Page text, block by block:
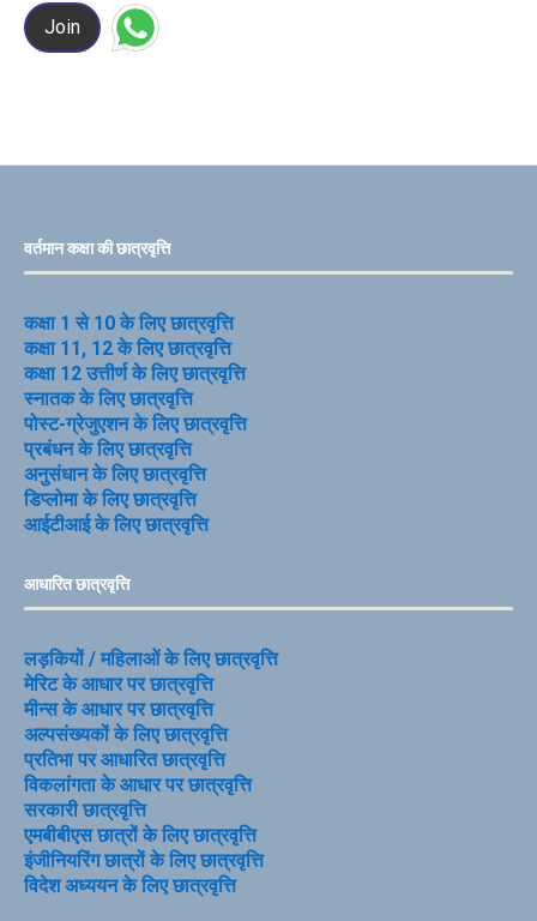
Join
वर्तमान कक्षा की छात्रवृत्ति
कक्षा 1 से 10 के लिए छात्रवृत्ति
कक्षा 11, 12 के लिए छात्रवृत्ति
कक्षा 12 उत्तीर्ण के लिए छात्रवृत्ति
स्नातक के लिए छात्रवृत्ति
पोस्ट-ग्रेजुएशन के लिए छात्रवृत्ति
प्रबंधन के लिए छात्रवृत्ति
अनुसंधान के लिए छात्रवृत्ति
डिप्लोमा के लिए छात्रवृत्ति
आईटीआई के लिए छात्रवृत्ति
आधारित छात्रवृत्ति
लड़कियों / महिलाओं के लिए छात्रवृत्ति
मेरिट के आधार पर छात्रवृत्ति
मीन्स के आधार पर छात्रवृत्ति
अल्पसंख्यकों के लिए छात्रवृत्ति
प्रतिभा पर आधारित छात्रवृत्ति
विकलांगता के आधार पर छात्रवृत्ति
सरकारी छात्रवृत्ति
एमबीबीएस छात्रों के लिए छात्रवृत्ति
इंजीनियरिंग छात्रों के लिए छात्रवृत्ति
विदेश अध्ययन के लिए छात्रवृत्ति